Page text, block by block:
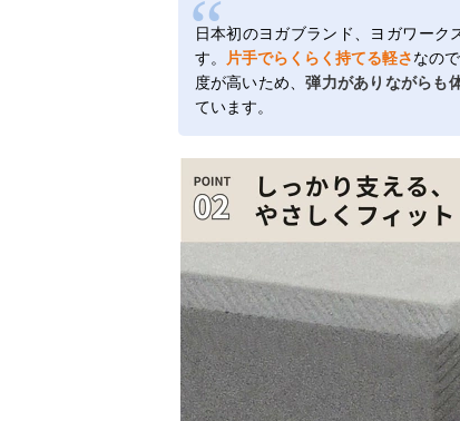
日本初のヨガブランド、ヨガワー
す。
片手でらくらく持てる軽さなの
度が高いため、弾力がありながらも
ています。